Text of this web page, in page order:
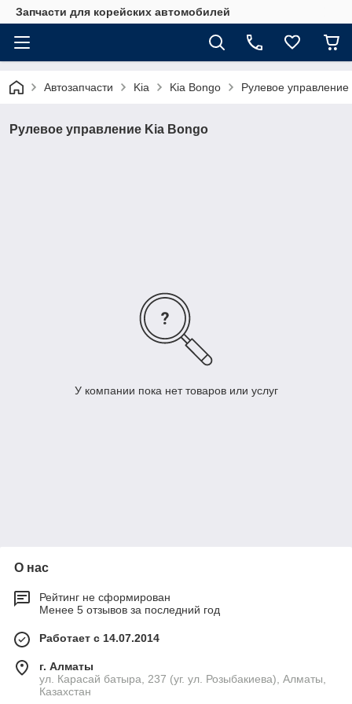
Запчасти для корейских автомобилей
Автозапчасти Kia Kia Bongo Рулевое
Рулевое управление Kia Bongo
У компании пока нет товаров или услуг
О нас
Рейтинг не сформирован
Менее 5 отзывов за последний год
Работает с 14.07.2014
г. Алматы
ул. Карасай батыра, 237 (уг. ул. Розыбакиева), Алматы,
Казахстан